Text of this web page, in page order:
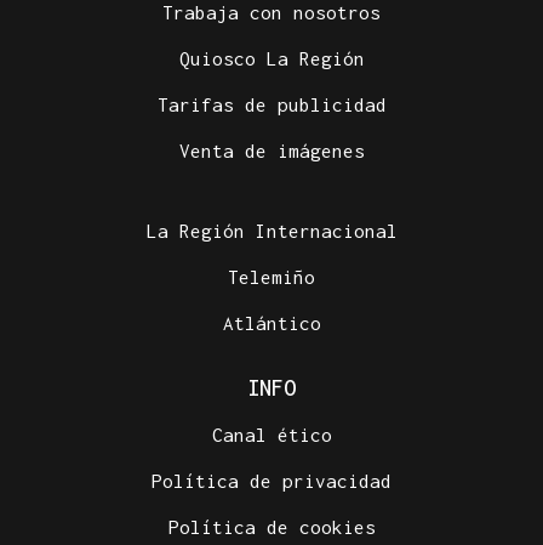
Trabaja con nosotros
Quiosco La Región
Tarifas de publicidad
Venta de imágenes
La Región Internacional
Telemiño
Atlántico
INFO
Canal ético
Política de privacidad
Política de cookies